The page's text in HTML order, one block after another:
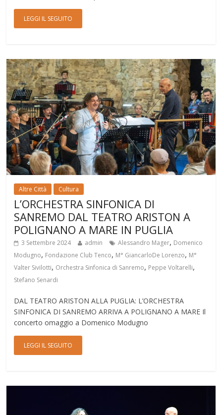
LEGGI IL SEGUITO
Altre Città Cultura
L’ORCHESTRA SINFONICA DI
SANREMO DAL TEATRO ARISTON A
POLIGNANO A MARE IN PUGLIA
3 Settembre 2024 admin Alessandro Mager, Domenico
Modugno, Fondazione Club Tenco, M° GiancarloDe Lorenzo, M°
Valter Sivilotti, Orchestra Sinfonica di Sanremo, Peppe Voltarelli,
Stefano Senardi
DAL TEATRO ARISTON ALLA PUGLIA: L’ORCHESTRA
SINFONICA DI SANREMO ARRIVA A POLIGNANO A MARE Il
concerto omaggio a Domenico Modugno
LEGGI IL SEGUITO